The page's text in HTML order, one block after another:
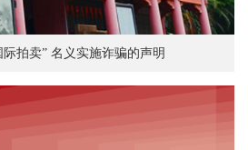
拍卖” 名义实施诈骗的声明